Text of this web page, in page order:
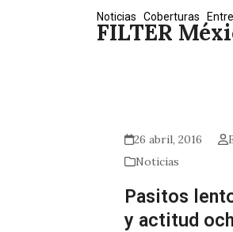
FILTER
Noticias Coberturas
26 abril, 2016
Noticias
Pasitos
y actitud